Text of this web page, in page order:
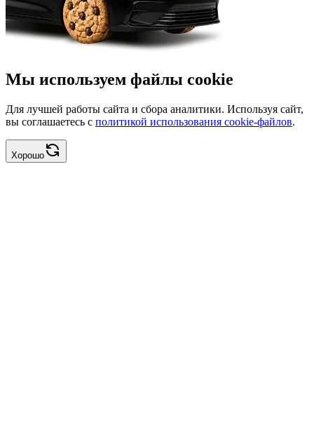
Мы используем файлы cookie
Для лучшей работы сайта и сбора аналитики. Используя сайт,
вы соглашаетесь с политикой использования cookie-файлов.
Хорошо